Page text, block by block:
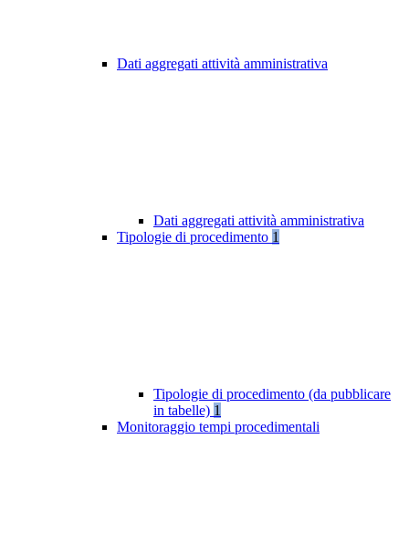
Dati aggregati attività amministrativa
Dati aggregati attività amministrativa
Tipologie di procedimento 1
Tipologie di procedimento (da pubblicare
in tabelle) 1
Monitoraggio tempi procedimentali